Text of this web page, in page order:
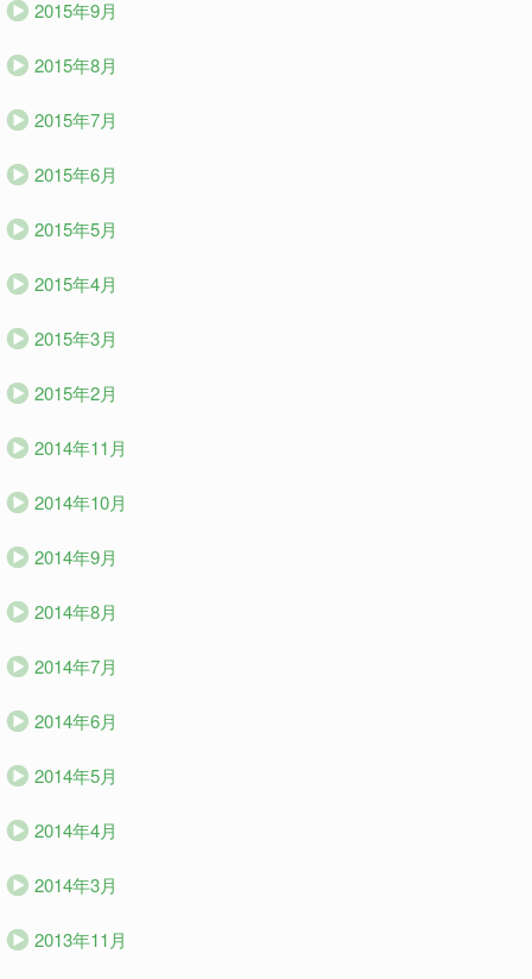
2015年9月
2015年8月
2015年7月
2015年6月
2015年5月
2015年4月
2015年3月
2015年2月
2014年11月
2014年10月
2014年9月
2014年8月
2014年7月
2014年6月
2014年5月
2014年4月
2014年3月
2013年11月